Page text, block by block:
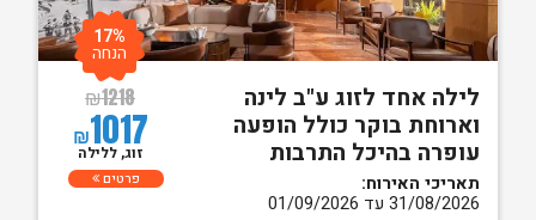
לילה אחד לזוג ע"ב לינה
וארוחת בוקר כולל הופעה
עופרה בהיכל התרבות
תאריכי האירוח:
31/08/2026 עד 01/09/2026
₪1218
₪1017
17%
הנחה
זוג, ללילה
פרטים